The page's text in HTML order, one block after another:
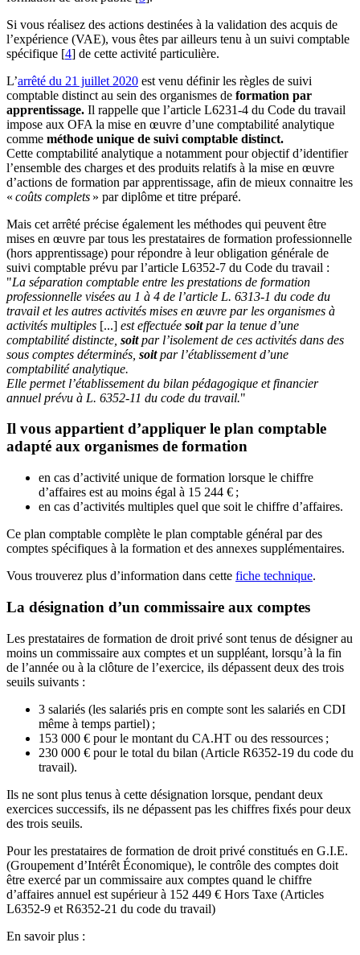
Si vous réalisez des actions destinées à la validation des acquis de
l’expérience (VAE), vous êtes par ailleurs tenu à un suivi comptable
spécifique [4] de cette activité particulière.
L’arrêté du 21 juillet 2020 est venu définir les règles de suivi
comptable distinct au sein des organismes de formation par
apprentissage. Il rappelle que l’article L6231-4 du Code du travail
impose aux OFA la mise en œuvre d’une comptabilité analytique
comme méthode unique de suivi comptable distinct.
Cette comptabilité analytique a notamment pour objectif d’identifier
l’ensemble des charges et des produits relatifs à la mise en œuvre
d’actions de formation par apprentissage, afin de mieux connaitre les
« coûts complets » par diplôme et titre préparé.
Mais cet arrêté précise également les méthodes qui peuvent être
mises en œuvre par tous les prestataires de formation professionnelle
(hors apprentissage) pour répondre à leur obligation générale de
suivi comptable prévu par l’article L6352-7 du Code du travail :
"La séparation comptable entre les prestations de formation
professionnelle visées au 1 à 4 de l’article L. 6313-1 du code du
travail et les autres activités mises en œuvre par les organismes à
activités multiples [...] est effectuée soitpar la tenue d’une
comptabilité distincte, soitpar l’isolement de ces activités dans des
sous comptes déterminés, soitpar l’établissement d’une
comptabilité analytique.
Elle permet l’établissement du bilan pédagogique et financier
annuel prévu à L. 6352-11 du code du travail."
Il vous appartient d’appliquer le plan comptable
adapté aux organismes de formation
en cas d’activité unique de formation lorsque le chiffre
d’affaires est au moins égal à 15 244 € ;
en cas d’activités multiples quel que soit le chiffre d’affaires.
Ce plan comptable complète le plan comptable général par des
comptes spécifiques à la formation et des annexes supplémentaires.
Vous trouverez plus d’information dans cette fiche technique.
La désignation d’un commissaire aux comptes
Les prestataires de formation de droit privé sont tenus de désigner au
moins un commissaire aux comptes et un suppléant, lorsqu’à la fin
de l’année ou à la clôture de l’exercice, ils dépassent deux des trois
seuils suivants :
3 salariés (les salariés pris en compte sont les salariés en CDI
même à temps partiel) ;
153 000 € pour le montant du CA.HT ou des ressources ;
230 000 € pour le total du bilan (Article R6352-19 du code du
travail).
Ils ne sont plus tenus à cette désignation lorsque, pendant deux
exercices successifs, ils ne dépassent pas les chiffres fixés pour deux
des trois seuils.
Pour les prestataires de formation de droit privé constitués en G.I.E.
(Groupement d’Intérêt Économique), le contrôle des comptes doit
être exercé par un commissaire aux comptes quand le chiffre
d’affaires annuel est supérieur à 152 449 € Hors Taxe (Articles
L6352-9 et R6352-21 du code du travail)
En savoir plus :